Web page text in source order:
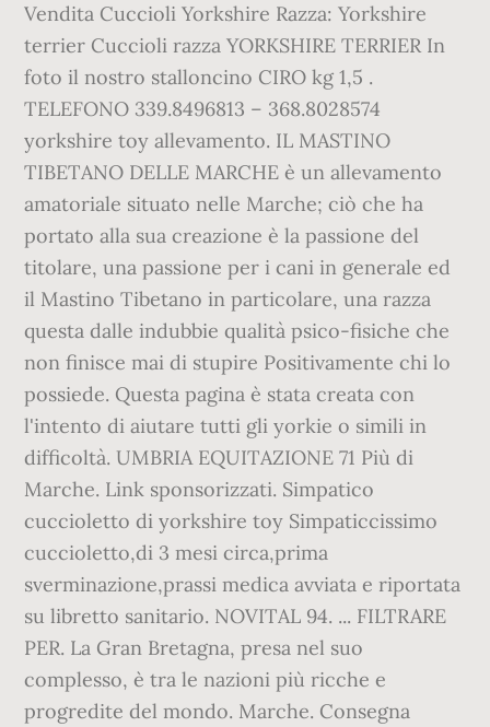
Vendita Cuccioli Yorkshire Razza: Yorkshire
terrier Cuccioli razza YORKSHIRE TERRIER In
foto il nostro stalloncino CIRO kg 1,5 .
TELEFONO 339.8496813 – 368.8028574
yorkshire toy allevamento. IL MASTINO
TIBETANO DELLE MARCHE è un allevamento
amatoriale situato nelle Marche; ciò che ha
portato alla sua creazione è la passione del
titolare, una passione per i cani in generale ed
il Mastino Tibetano in particolare, una razza
questa dalle indubbie qualità psico-fisiche che
non finisce mai di stupire Positivamente chi lo
possiede. Questa pagina è stata creata con
l'intento di aiutare tutti gli yorkie o simili in
difficoltà. UMBRIA EQUITAZIONE 71 Più di
Marche. Link sponsorizzati. Simpatico
cuccioletto di yorkshire toy Simpaticcissimo
cuccioletto,di 3 mesi circa,prima
sverminazione,prassi medica avviata e riportata
su libretto sanitario. NOVITAL 94. ... FILTRARE
PER. La Gran Bretagna, presa nel suo
complesso, è tra le nazioni più ricche e
progredite del mondo. Marche. Consegna